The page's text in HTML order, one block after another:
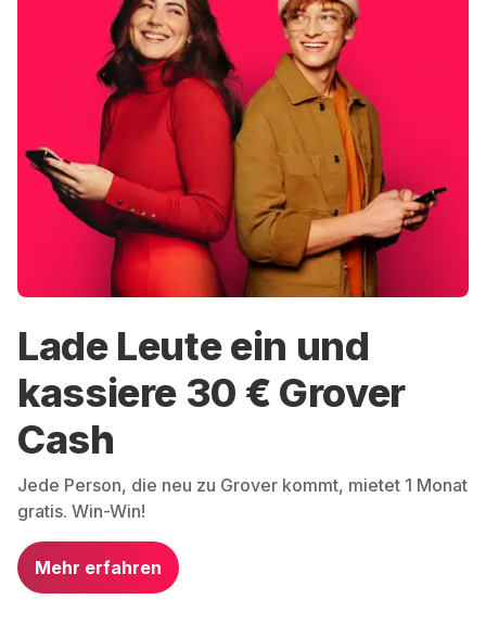
Lade Leute ein und
kassiere 30 € Grover
Cash
Jede Person, die neu zu Grover kommt, mietet 1 Monat
gratis. Win-Win!
Mehr erfahren